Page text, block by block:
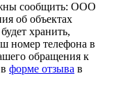
сообщить: ООО
об объектах
хранить,
номер телефона в
обращения к
форме отзыва в